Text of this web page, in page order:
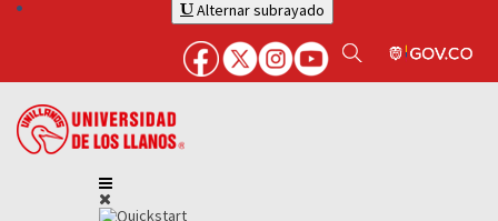
Alternar subrayado